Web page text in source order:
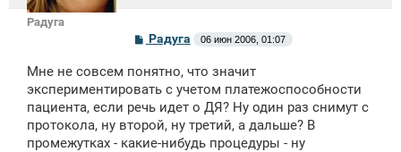
Радуга
С
б
щ
н
и
Радуга 06 июн 2006, 01:07
Мне не совсем понятно, что значит
экспериментировать с учетом платежоспособности
пациента, если речь идет о ДЯ? Ну один раз снимут с
протокола, ну второй, ну третий, а дальше? В
промежутках - какие-нибудь процедуры - ну